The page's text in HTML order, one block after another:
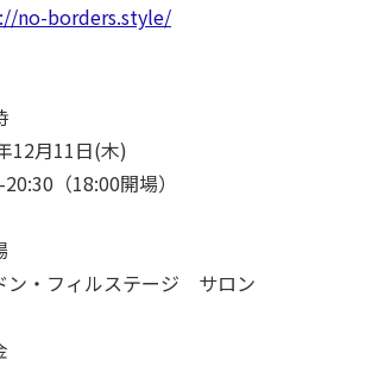
no-borders.style/
12月11日(木)
（18:00開場）
ン・フィルステージ サロン